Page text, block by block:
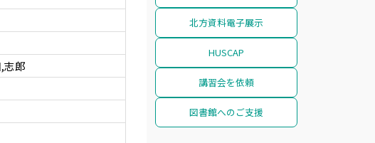
郎
北方資料電子展示
HUSCAP
講習会を依頼
図書館へのご支援